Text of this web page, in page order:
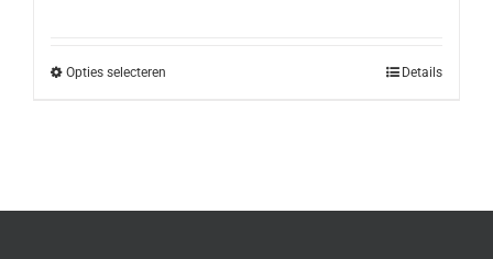
Opties selecteren Details